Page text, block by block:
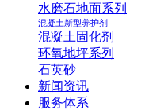
水磨石地面系列
混凝土新型养护剂
混凝土固化剂
环氧地坪系列
石英砂
新闻资讯
服务体系